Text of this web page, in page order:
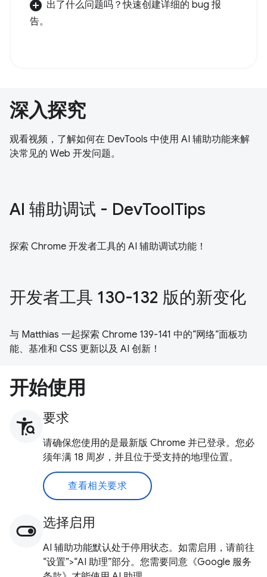
出了什么问题吗？快速创建详细的 bug 报
告。
深入探究
观看视频，了解如何在 DevTools 中使用 AI 辅助功能来解
决常见的 Web 开发问题。
AI 辅助调试 - DevToolTips
探索 Chrome 开发者工具的 AI 辅助调试功能！
开发者工具 130-132 版的新变化
与 Matthias 一起探索 Chrome 139-141 中的“网络”面板功
能、基准和 CSS 更新以及 AI 创新！
开始使用
要求
请确保您使用的是最新版 Chrome 并已登录。您必
须年满 18 周岁，并且位于受支持的地理位置。
查看相关要求
选择启用
AI 辅助功能默认处于停用状态。如需启用，请前往
“设置”>“AI 助理”部分。您需要同意《Google 服务